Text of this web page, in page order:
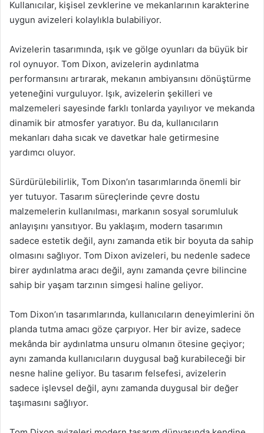
Kullanıcılar, kişisel zevklerine ve mekanlarının karakterine
uygun avizeleri kolaylıkla bulabiliyor.
Avizelerin tasarımında, ışık ve gölge oyunları da büyük bir
rol oynuyor. Tom Dixon, avizelerin aydınlatma
performansını artırarak, mekanın ambiyansını dönüştürme
yeteneğini vurguluyor. Işık, avizelerin şekilleri ve
malzemeleri sayesinde farklı tonlarda yayılıyor ve mekanda
dinamik bir atmosfer yaratıyor. Bu da, kullanıcıların
mekanları daha sıcak ve davetkar hale getirmesine
yardımcı oluyor.
Sürdürülebilirlik, Tom Dixon’ın tasarımlarında önemli bir
yer tutuyor. Tasarım süreçlerinde çevre dostu
malzemelerin kullanılması, markanın sosyal sorumluluk
anlayışını yansıtıyor. Bu yaklaşım, modern tasarımın
sadece estetik değil, aynı zamanda etik bir boyuta da sahip
olmasını sağlıyor. Tom Dixon avizeleri, bu nedenle sadece
birer aydınlatma aracı değil, aynı zamanda çevre bilincine
sahip bir yaşam tarzının simgesi haline geliyor.
Tom Dixon’ın tasarımlarında, kullanıcıların deneyimlerini ön
planda tutma amacı göze çarpıyor. Her bir avize, sadece
mekânda bir aydınlatma unsuru olmanın ötesine geçiyor;
aynı zamanda kullanıcıların duygusal bağ kurabileceği bir
nesne haline geliyor. Bu tasarım felsefesi, avizelerin
sadece işlevsel değil, aynı zamanda duygusal bir değer
taşımasını sağlıyor.